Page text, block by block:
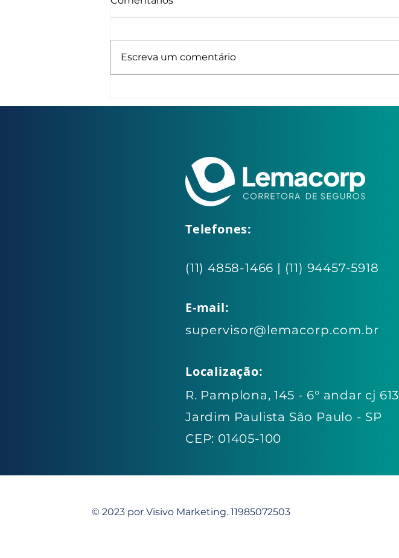
Sem Aumentar Salários
Tendência ou
Escreva um comentário
Telefones:
(11) 4858-1466 | (11) 94457-5918
E-mail:
supervisor@lemacorp.com.br
Localização:
R. Pamplona, 145 - 6° andar cj 613
Jardim Paulista São Paulo - SP
CEP: 01405-100
© 2023 por Visivo Marketing. 11985072503